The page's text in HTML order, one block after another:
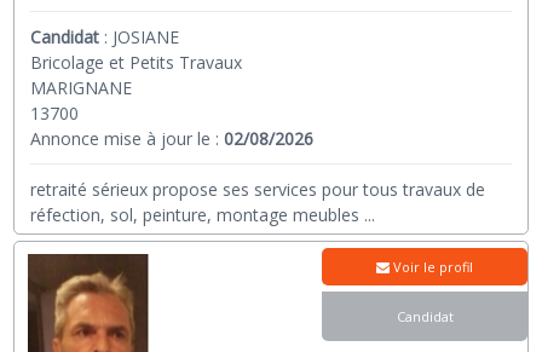
Candidat : JOSIANE
Bricolage et Petits Travaux
MARIGNANE
13700
Annonce mise à jour le :02/08/2026
retraité sérieux propose ses services pour tous travaux de
réfection, sol, peinture, montage meubles ...
Voir le profil
Candidat